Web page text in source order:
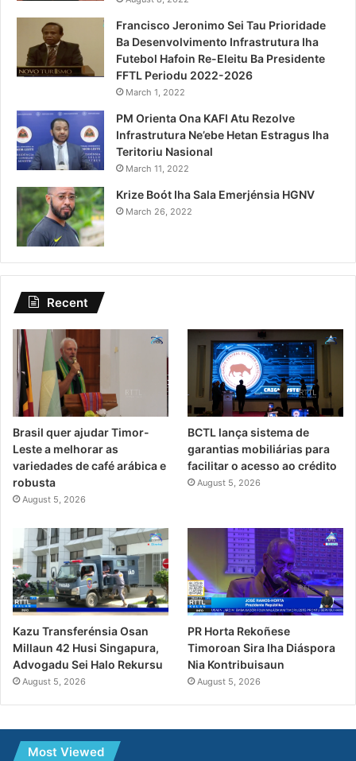
Francisco Jeronimo Sei Tau Prioridade
Ba Desenvolvimento Infrastrutura Iha
Futebol Hafoin Re-Eleitu Ba Presidente
FFTL Periodu 2022-2026
March 1, 2022
PM Orienta Ona KAFI Atu Rezolve
Infrastrutura Ne’ebe Hetan Estragus Iha
Teritoriu Nasional
March 11, 2022
Krize Boót Iha Sala Emerjénsia HGNV
March 26, 2022
Recent
Brasil quer ajudar Timor-
Leste a melhorar as
variedades de café arábica e
robusta
August 5, 2026
BCTL lança sistema de
garantias mobiliárias para
facilitar o acesso ao crédito
August 5, 2026
Kazu Transferénsia Osan
Millaun 42 Husi Singapura,
Advogadu Sei Halo Rekursu
August 5, 2026
PR Horta Rekoñese
Timoroan Sira Iha Diáspora
Nia Kontribuisaun
August 5, 2026
Most Viewed